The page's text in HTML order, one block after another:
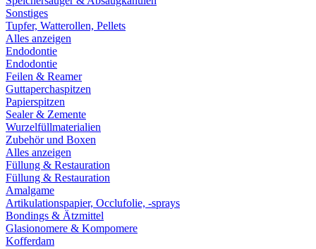
Sonstiges
Tupfer, Watterollen, Pellets
Alles anzeigen
Endodontie
Endodontie
Feilen & Reamer
Guttaperchaspitzen
Papierspitzen
Sealer & Zemente
Wurzelfüllmaterialien
Zubehör und Boxen
Alles anzeigen
Füllung & Restauration
Füllung & Restauration
Amalgame
Artikulationspapier, Occlufolie, -sprays
Bondings & Ätzmittel
Glasionomere & Kompomere
Kofferdam